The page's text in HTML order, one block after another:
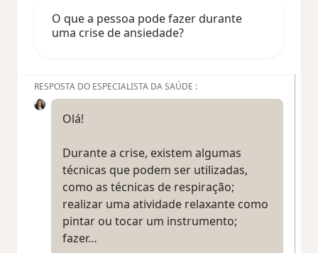
O que a pessoa pode fazer durante
uma crise de ansiedade?
RESPOSTA DO ESPECIALISTA DA SAÚDE :
Olá!
Durante a crise, existem algumas
técnicas que podem ser utilizadas,
como as técnicas de respiração;
realizar uma atividade relaxante como
pintar ou tocar um instrumento;
fazer…